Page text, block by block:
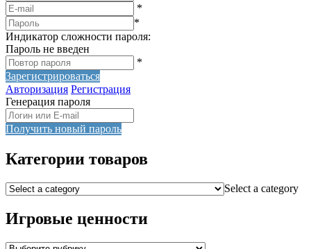
*
*
Индикатор сложности пароля:
Пароль не введен
*
Зарегистрироваться
Авторизация Регистрация
Генерация пароля
Получить новый пароль
Категории товаров
Select a category
Игровые ценности